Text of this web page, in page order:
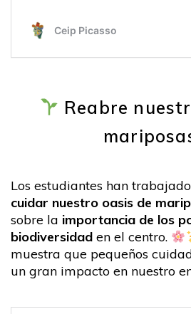
Reabre
Los estudiantes han
cuidar nuestro oasis de
sobre la importancia de los
biodiversidad en el centro.
muestra que pequeños
un gran impacto en nuestro